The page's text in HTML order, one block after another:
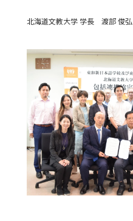
北海道文教大学 学長 渡部 俊弘